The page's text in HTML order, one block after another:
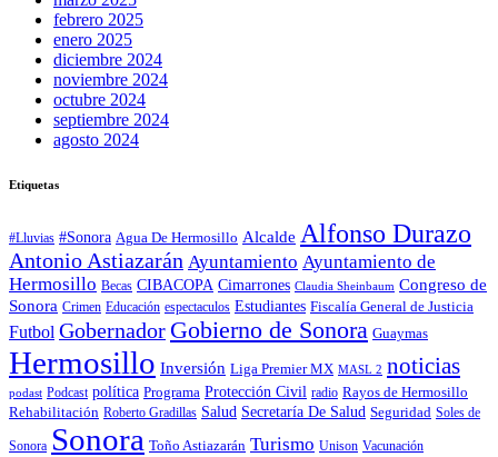
febrero 2025
enero 2025
diciembre 2024
noviembre 2024
octubre 2024
septiembre 2024
agosto 2024
Etiquetas
#Lluvias #Sonora Agua De Hermosillo Alcalde Alfonso Durazo
Antonio Astiazarán Ayuntamiento Ayuntamiento de
Hermosillo Becas CIBACOPA Cimarrones Claudia Sheinbaum Congreso de
Sonora Crimen Educación espectaculos Estudiantes Fiscalía General de Justicia
Futbol Gobernador Gobierno de Sonora Guaymas
Hermosillo Inversión Liga Premier MX MASL 2 noticias
podast Podcast política Programa Protección Civil radio Rayos de Hermosillo
Rehabilitación Roberto Gradillas Salud Secretaría De Salud Seguridad Soles de
Sonora Sonora Toño Astiazarán Turismo Unison Vacunación